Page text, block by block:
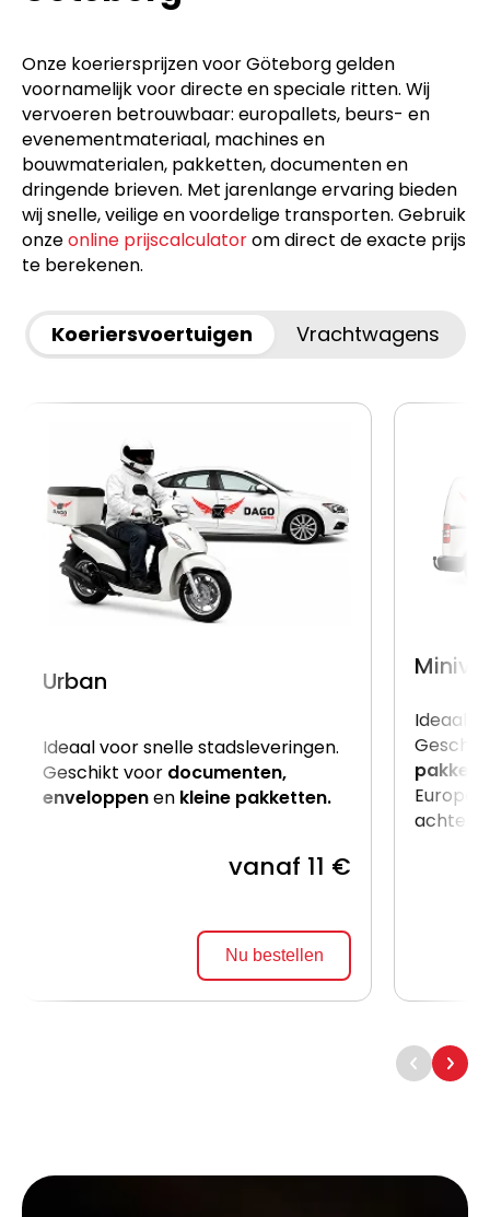
Onze koeriersprijzen voor Göteborg gelden
voornamelijk voor directe en speciale ritten. Wij
vervoeren betrouwbaar: europallets, beurs- en
evenementmateriaal, machines en
bouwmaterialen, pakketten, documenten en
dringende brieven. Met jarenlange ervaring bieden
wij snelle, veilige en voordelige transporten. Gebruik
onzeonline prijscalculatorom direct de exacte prijs
te berekenen.
Koeriersvoertuigen Vrachtwagens
Urban
Ideaal voor snelle stadsleveringen.
Geschikt voor documenten,
enveloppenen kleine pakketten.
vanaf 11 €
Nu bestellen
Ideaal